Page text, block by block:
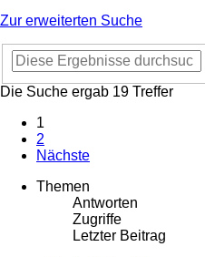
Zur erweiterten Suche
Die Suche ergab 19 Treffer
1
2
Nächste
Themen
Antworten
Zugriffe
Letzter Beitrag